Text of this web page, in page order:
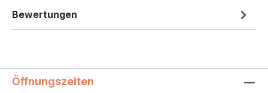
Bewertungen
Öffnungszeiten